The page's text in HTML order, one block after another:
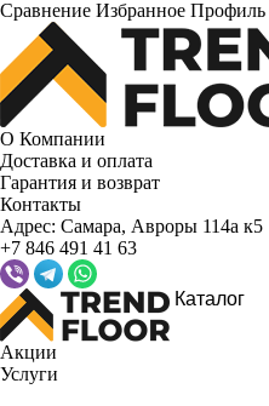
Сравнение Избранное Профиль
О Компании
Доставка и оплата
Гарантия и возврат
Контакты
Адрес: Самара, Авроры 114а к5
+7 846 491 41 63
Каталог
Акции
Услуги